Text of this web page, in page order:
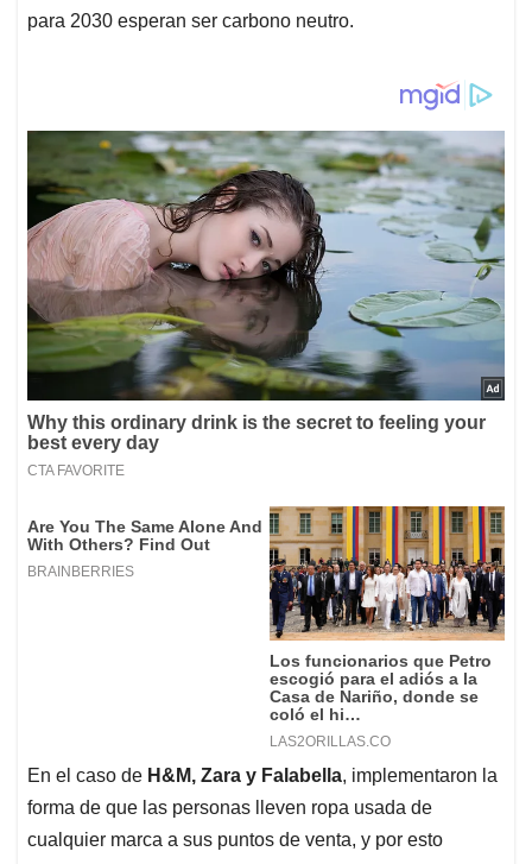
para 2030 esperan ser carbono neutro.
En el caso de H&M, Zara y Falabella, implementaron la
forma de que las personas lleven ropa usada de
cualquier marca a sus puntos de venta, y por esto